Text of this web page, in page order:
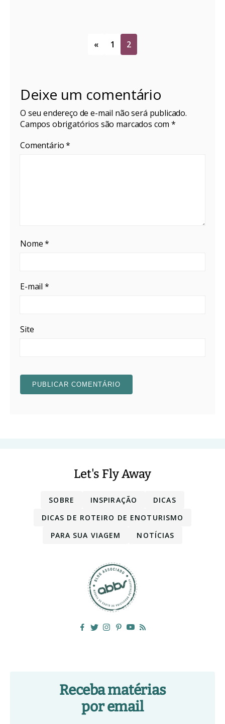
« 1 2
Deixe um comentário
O seu endereço de e-mail não será publicado.
Campos obrigatórios são marcados com*
Comentário*
Nome*
E-mail *
Site
Let's Fly Away
SOBRE INSPIRAÇÃO
DICAS
DICAS DE ROTEIRO DE ENOTURISMO
PARA SUA VIAGEM
NOTÍCIAS
Receba matérias
por email